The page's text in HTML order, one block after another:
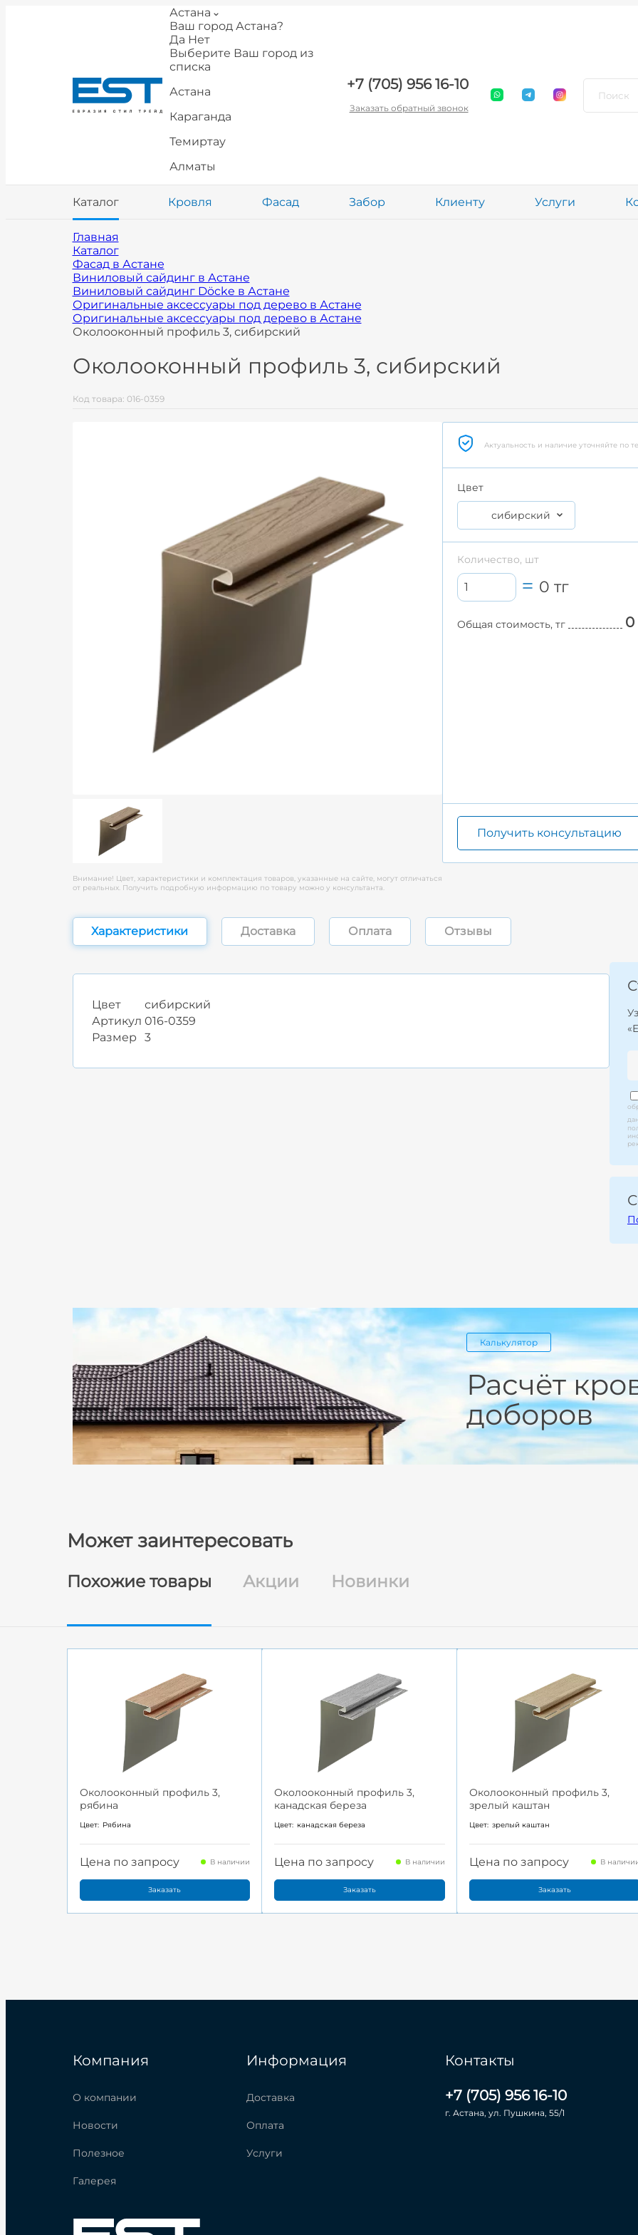
Астана
Ваш город Астана?
Да Нет
Выберите Ваш город из
списка
Астана
Караганда
Темиртау
Алматы
+7 (705) 956 16-10
Заказать обратный звонок
Каталог Кровля Фасад Забор Клиенту Услуги
Главная
Каталог
Фасад в Астане
Виниловый сайдинг в Астане
Виниловый сайдинг Döcke в Астане
Оригинальные аксессуары под дерево в Астане
Оригинальные аксессуары под дерево в Астане
Околооконный профиль 3, сибирский
Околооконный профиль 3, сибирский
Код товара: 016-0359
Внимание! Цвет, характеристики и комплектация товаров, указанные на сайте, могут отличаться
от реальных. Получить подробную информацию по товару можно у консультанта.
Актуальность и наличие уточняйте по
Цвет
сибирский
Количество, шт
0 тг
Общая стоимость, тг 0
Получить консультацию
Характеристики Доставка Оплата Отзывы
Цвет
сибирский
Артикул 016-0359
Размер
3
Калькулятор
Расчёт
доборов
Может заинтересовать
Похожие товары Акции Новинки
Околооконный профиль 3,
рябина
Цвет: Рябина
Цена по запросу В наличии
Заказать
Околооконный профиль 3,
канадская береза
Цвет: канадская береза
Цена по запросу В наличии
Заказать
Околооконный профиль 3,
зрелый каштан
Цвет: зрелый каштан
Цена по запросу В
Заказать
Компания
О компании
Новости
Полезное
Галерея
Информация
Доставка
Оплата
Услуги
Контакты
+7 (705) 956 16-10
г. Астана, ул. Пушкина, 55/1